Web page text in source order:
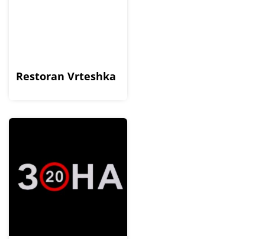
Restoran Vrteshka